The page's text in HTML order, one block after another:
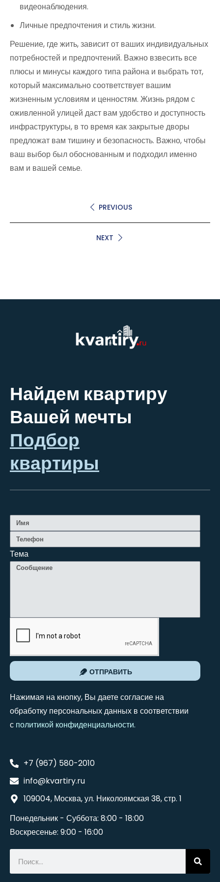
видеонаблюдения.
Личные предпочтения и стиль жизни.
Решение, где жить, зависит от ваших индивидуальных
потребностей и предпочтений. Важно взвесить все
плюсы и минусы каждого типа района и выбрать тот,
который максимально соответствует вашим
жизненным условиям и ценностям. Жизнь рядом с
оживленной улицей даст вам удобство и доступность
инфраструктуры, в то время как закрытые дворы
предложат вам тишину и безопасность. Важно, чтобы
ваш выбор был обоснованным и подходил именно
вам и вашей семье.
PREVIOUS
NEXT
Найдем квартиру
Вашей мечты
Подбор
квартиры
Тема
ОТПРАВИТЬ
Нажимая на кнопку, Вы даете согласие на
обработку персональных данных в соответствии
с политикой конфиденциальности.
+7 (967) 580-2010
info@kvartiry.ru
109004, Москва, ул. Николоямская 38, стр. 1
Понедельник - Суббота: 8:00 - 18:00
Воскресенье: 9:00 - 16:00